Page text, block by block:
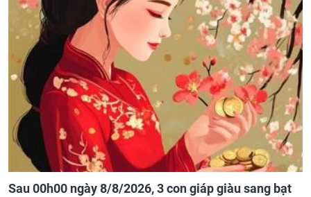
Sau 00h00 ngày 8/8/2026, 3 con giáp giàu sang bạt